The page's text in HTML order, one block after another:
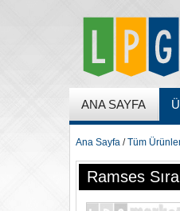
ANA SAYFA
Ana Sayfa /Tüm
Ramses